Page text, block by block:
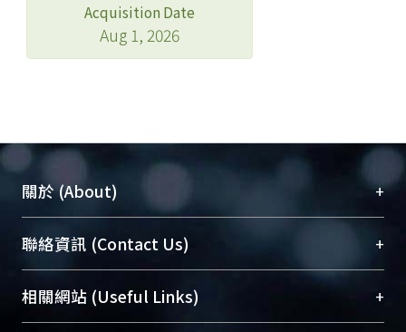
Acquisition Date
Aug 1, 2026
關於 (About) +
臺大位居世界頂尖大學之列，為永久珍藏及向國際
展現本校豐碩的研究成果及學術能量，圖書館整合
機構典藏（NTUR）與學術庫（AH）不同功能平
台，成為臺大學術典藏NTU scholars。期能整合研
聯絡資訊 (Contact Us) +
總館學科館員(Main Library)
醫學圖書館學科館員(Medical Library)
相關網站 (Useful Links) +